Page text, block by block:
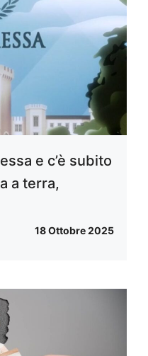
e c’è subito
a terra,
18 Ottobre 2025